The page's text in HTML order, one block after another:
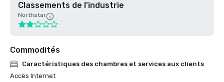
Classements de l'industrie
Northstar
Commodités
Caractéristiques des chambres et services aux clients
Accès Internet